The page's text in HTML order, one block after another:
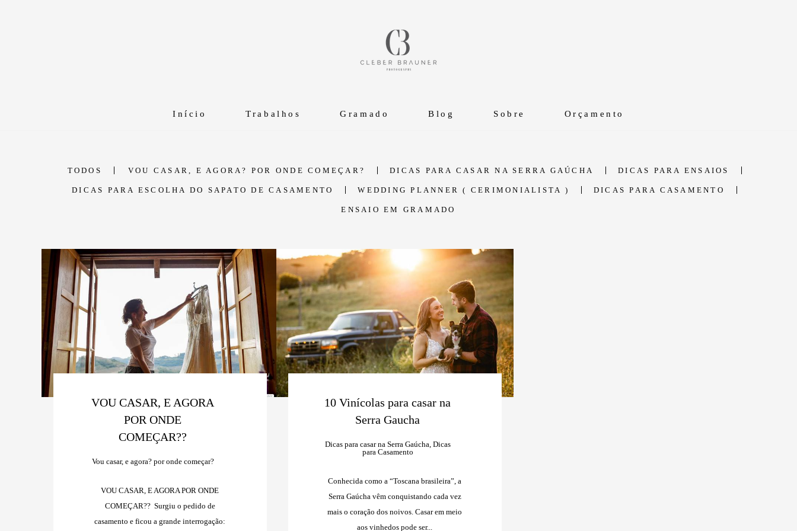
Início Trabalhos Gramado Blog Sobre Orçamento
TODOS VOU CASAR, E AGORA? POR ONDE COMEÇAR? DICAS PARA CASAR NA SERRA GAÚCHA DICAS PARA ENSAIOS
DICAS PARA ESCOLHA DO SAPATO DE CASAMENTO WEDDING PLANNER ( CERIMONIALISTA ) DICAS PARA CASAMENTO
ENSAIO EM GRAMADO
VOU CASAR, E AGORA
POR ONDE
COMEÇAR??
Vou casar, e agora? por onde começar?
VOU CASAR, E AGORA POR ONDE
COMEÇAR?? Surgiu o pedido de
casamento e ficou a grande interrogação:
10 Vinícolas para casar na
Serra Gaucha
Dicas para casar na Serra Gaúcha, Dicas
para Casamento
Conhecida como a “Toscana brasileira”, a
Serra Gaúcha vêm conquistando cada vez
mais o coração dos noivos. Casar em meio
aos vinhedos pode ser...